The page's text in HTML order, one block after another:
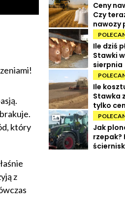
który
z
Ceny
Czy
nawozy
Ile dziś
Stawki
sierpnia
Ile
Stawka
tylko
Jak
rzepak?